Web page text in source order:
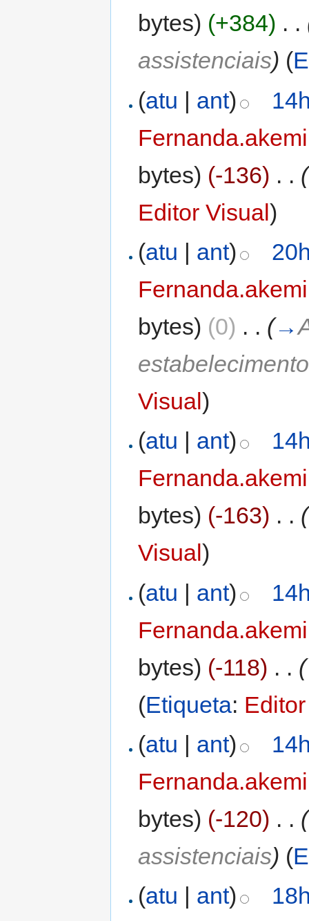
bytes) (+384) . .
assistenciais) (
(atu | ant)
Fernanda.akemi
bytes) (-136) . . (
Editor Visual)
(atu | ant)
Fernanda.akemi
bytes) (0) . . (→
Visual)
(atu ant)
Fernanda.akemi
bytes) (-163) . . (
Visual)
(atu | ant)
Fernanda.akemi
bytes) (-118) . . (
(Etiqueta:
(atu | ant)
Fernanda.akemi
bytes) (-120) . . (
assistenciais) (
(atu ant)